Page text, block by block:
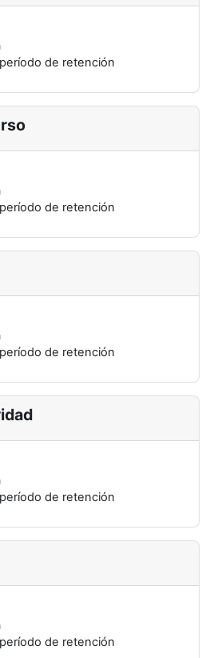
de retención
de retención
de retención
de retención
de retención